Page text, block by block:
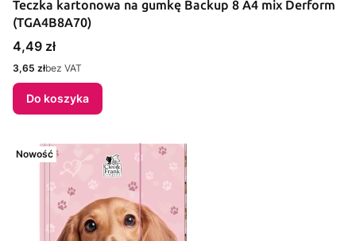
Teczka kartonowa na gumkę Backup 8 A4 mix Derform
(TGA4B8A70)
Cena
4,49 zł
Cena
3,65 złbez VAT
Do koszyka
Nowość